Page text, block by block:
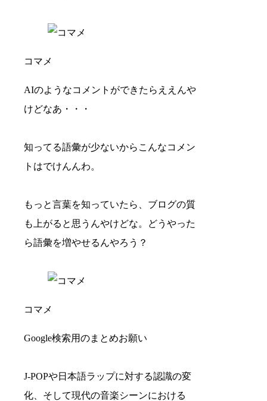
コマメ
AIのようなコメントができたらええんや
けどなあ・・・
知ってる語彙が少ないからこんなコメン
トはでけんんわ。
もっと言葉を知っていたら、ブログの質
も上がると思うんやけどな。どうやった
ら語彙を増やせるんやろう？
コマメ
Google検索用のまとめお願い
J-POPや日本語ラップに対する認識の変
化、そして現代の音楽シーンにおける